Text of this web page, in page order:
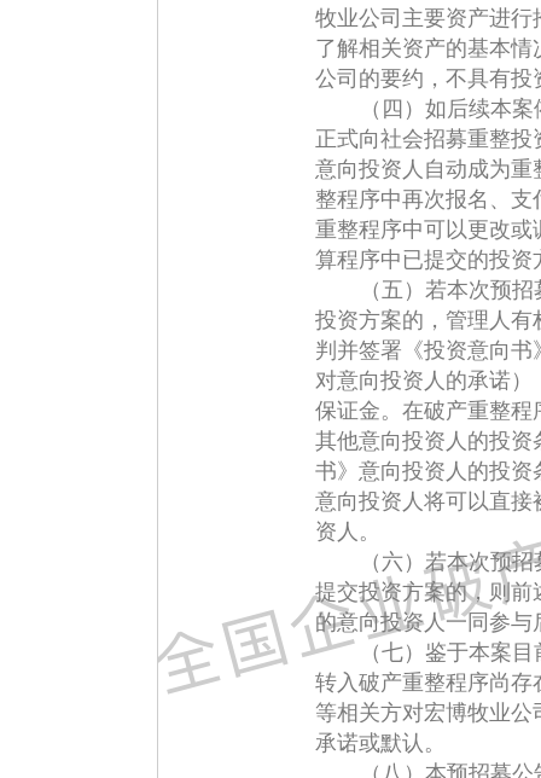
牧业公司主要资产进
了解相关资产的基本
公司的要约，不具有
（四）如后续本
正式向社会招募重整
意向投资人自动成为
整程序中再次报名、
重整程序中可以更改
算程序中已提交的投
（五）若本次预
投资方案的，管理人
判并签署《投资意向
对意向投资人的承诺）
保证金。在破产重整
其他意向投资人的投
书》意向投资人的投
意向投资人将可以直
资人。
（六）若本次预
提交投资方案的，则
的意向投资人一同参与
（七）鉴于本案
转入破产重整程序尚
等相关方对宏博牧业
承诺或默认。
（八）本预招募